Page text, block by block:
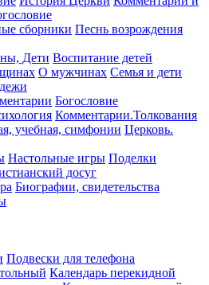
сборники Песнь возрождения
Дети Воспитание детей
О мужчинах Семья и дети
Богословие
Комментарии.Толкования
учебная, симфонии Церковь.
Настольные игры Поделки
досуг
Биографии, свидетельства
Подвески для телефона
Календарь перекидной